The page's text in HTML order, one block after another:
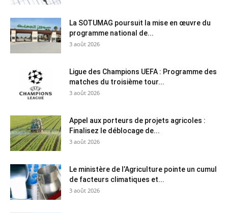
La SOTUMAG poursuit la mise en œuvre du
programme national de...
3 août 2026
Ligue des Champions UEFA : Programme des
matches du troisième tour...
3 août 2026
Appel aux porteurs de projets agricoles :
Finalisez le déblocage de...
3 août 2026
Le ministère de l’Agriculture pointe un cumul
de facteurs climatiques et...
3 août 2026